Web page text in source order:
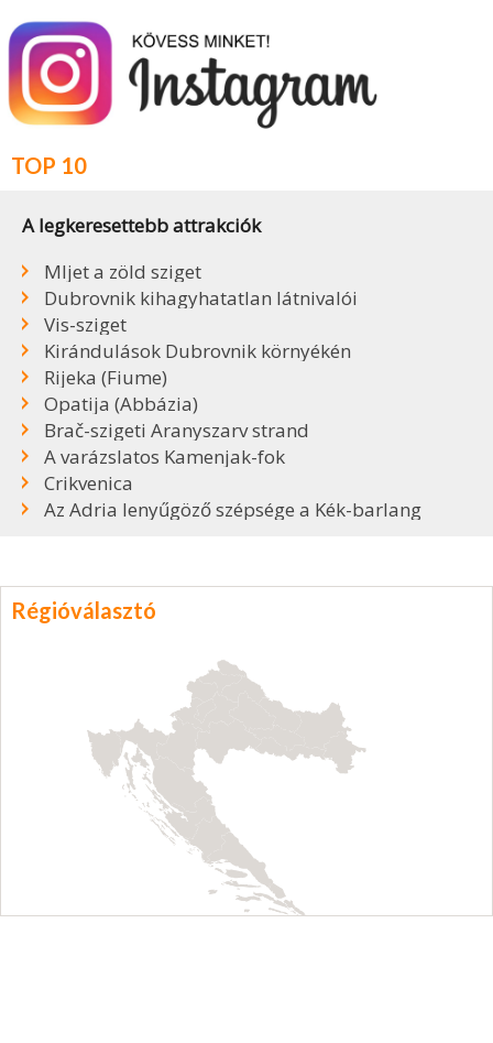
TOP 10
A legkeresettebb attrakciók
Mljet a zöld sziget
Dubrovnik kihagyhatatlan látnivalói
Vis-sziget
Kirándulások Dubrovnik környékén
Rijeka (Fiume)
Opatija (Abbázia)
Brač-szigeti Aranyszarv strand
A varázslatos Kamenjak-fok
Crikvenica
Az Adria lenyűgöző szépsége a Kék-barlang
Régióválasztó